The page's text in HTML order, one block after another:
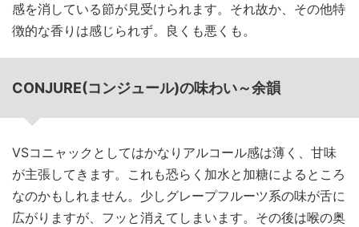
感を消している節が見受けられます。それ故か、その他特
徴的な香りは感じられず。良くも悪くも。
CONJURE(コンジュール)の味わい～余韻
VSコニャックとしてはかなりアルコール感は薄く、甘味
が主張してきます。これも恐らく加水と加糖によるところ
なのかもしれません。少しグレープフルーツ系の味が舌に
広がりますが、フッと消えてしまいます。その後は喉の奥